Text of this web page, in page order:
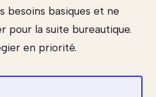
besoins basiques et ne
pour la suite bureautique.
en priorité.